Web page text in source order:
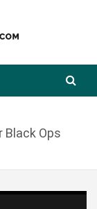
Black Ops